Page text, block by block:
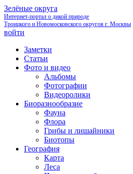
Зелёные округа
Интернет-портал о дикой природе
Троицкого и Новомосковского округов г. Москвы
войти
Заметки
Статьи
Фото и видео
Альбомы
Фотографии
Видеоролики
Биоразнообразие
Фауна
Флора
Грибы и лишайники
Биотопы
География
Карта
Леса